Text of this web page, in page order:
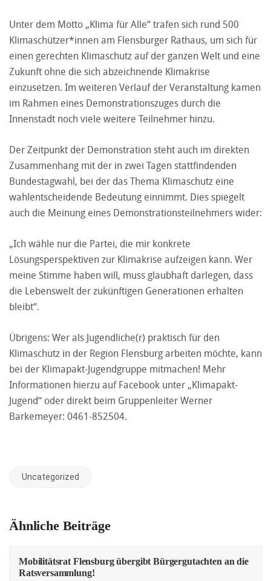
Unter dem Motto „Klima für Alle“ trafen sich rund 500
Klimaschützer*innen am Flensburger Rathaus, um sich für
einen gerechten Klimaschutz auf der ganzen Welt und eine
Zukunft ohne die sich abzeichnende Klimakrise
einzusetzen. Im weiteren Verlauf der Veranstaltung kamen
im Rahmen eines Demonstrationszuges durch die
Innenstadt noch viele weitere Teilnehmer hinzu.
Der Zeitpunkt der Demonstration steht auch im direkten
Zusammenhang mit der in zwei Tagen stattfindenden
Bundestagwahl, bei der das Thema Klimaschutz eine
wahlentscheidende Bedeutung einnimmt. Dies spiegelt
auch die Meinung eines Demonstrationsteilnehmers wider:
„Ich wähle nur die Partei, die mir konkrete
Lösungsperspektiven zur Klimakrise aufzeigen kann. Wer
meine Stimme haben will, muss glaubhaft darlegen, dass
die Lebenswelt der zukünftigen Generationen erhalten
bleibt“.
Übrigens: Wer als Jugendliche(r) praktisch für den
Klimaschutz in der Region Flensburg arbeiten möchte, kann
bei der Klimapakt-Jugendgruppe mitmachen! Mehr
Informationen hierzu auf Facebook unter „Klimapakt-
Jugend“ oder direkt beim Gruppenleiter Werner
Barkemeyer: 0461-852504.
Uncategorized
Ähnliche Beiträge
Mobilitätsrat Flensburg übergibt Bürgergutachten an die
Ratsversammlung!